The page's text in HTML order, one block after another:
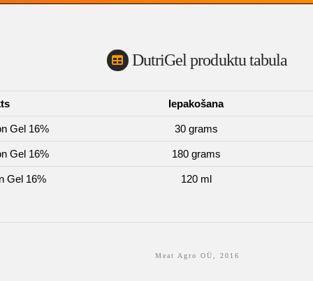
DutriGel produktu tabula
Iepakošana
Gel 16% 30 grams
Gel 16% 180 grams
Gel 16% 120 ml
Meat Agro OÜ, 2016